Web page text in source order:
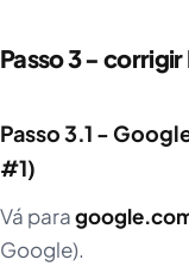
Passo 3 -
Passo 3.1 -
#1)
Vá para
Google).